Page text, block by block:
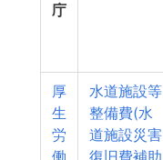
庁
厚
生
労
働
水道施設等
整備費(水
道施設災害
復旧費補助